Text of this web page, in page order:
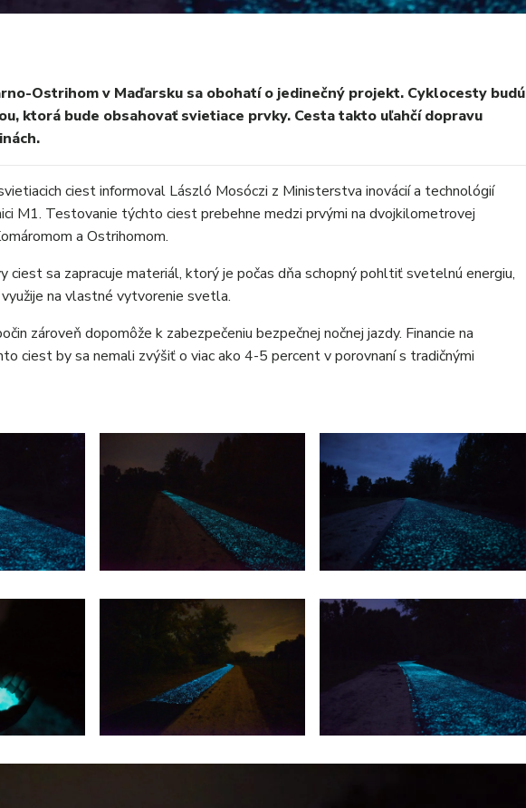
Ostrihom v Maďarsku sa obohatí o jedinečný projekt. Cyklocesty budú
ktorá bude obsahovať svietiace prvky. Cesta takto uľahčí dopravu
ciest informoval László Mosóczi z Ministerstva inovácií a technológií
M1. Testovanie týchto ciest prebehne medzi prvými na dvojkilometrovej
a Ostrihomom.
ciest sa zapracuje materiál, ktorý je počas dňa schopný pohltiť svetelnú energiu,
na vlastné vytvorenie svetla.
zároveň dopomôže k zabezpečeniu bezpečnej nočnej jazdy. Financie na
ciest by sa nemali zvýšiť o viac ako 4-5 percent v porovnaní s tradičnými